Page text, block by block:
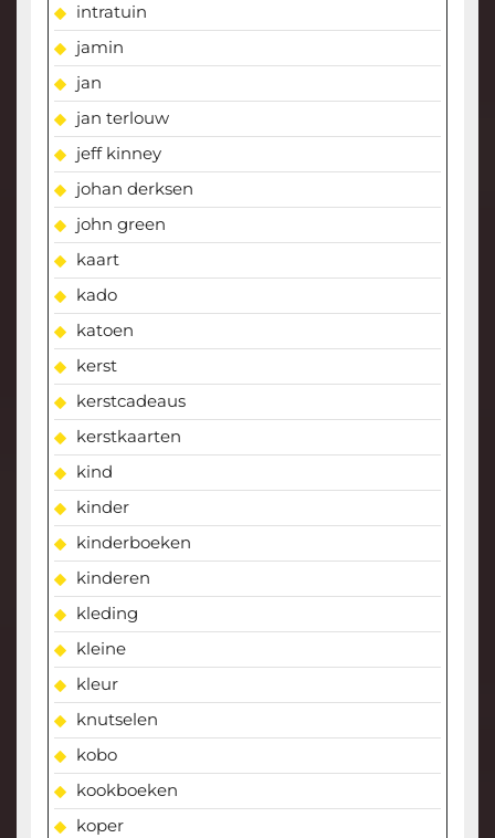
intratuin
jamin
jan
jan terlouw
jeff kinney
johan derksen
john green
kaart
kado
katoen
kerst
kerstcadeaus
kerstkaarten
kind
kinder
kinderboeken
kinderen
kleding
kleine
kleur
knutselen
kobo
kookboeken
koper